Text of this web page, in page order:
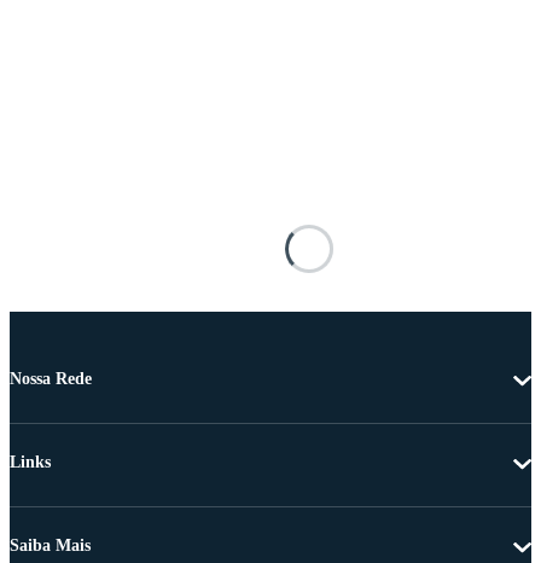
Nossa Rede
Links
Saiba Mais